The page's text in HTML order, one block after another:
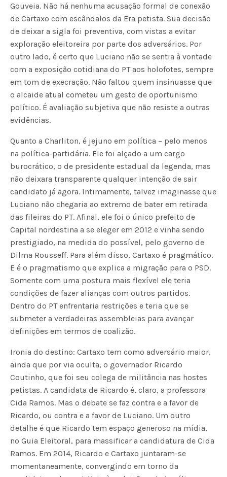
Gouveia. Não há nenhuma acusação formal de conexão
de Cartaxo com escândalos da Era petista. Sua decisão
de deixar a sigla foi preventiva, com vistas a evitar
exploração eleitoreira por parte dos adversários. Por
outro lado, é certo que Luciano não se sentia à vontade
com a exposição cotidiana do PT aos holofotes, sempre
em tom de execração. Não faltou quem insinuasse que
o alcaide atual cometeu um gesto de oportunismo
político. É avaliação subjetiva que não resiste a outras
evidências.
Quanto a Charliton, é jejuno em política – pelo menos
na política-partidária. Ele foi alçado a um cargo
burocrático, o de presidente estadual da legenda, mas
não deixara transparente qualquer intenção de sair
candidato já agora. Intimamente, talvez imaginasse que
Luciano não chegaria ao extremo de bater em retirada
das fileiras do PT. Afinal, ele foi o único prefeito de
Capital nordestina a se eleger em 2012 e vinha sendo
prestigiado, na medida do possível, pelo governo de
Dilma Rousseff. Para além disso, Cartaxo é pragmático.
E é o pragmatismo que explica a migração para o PSD.
Somente com uma postura mais flexível ele teria
condições de fazer alianças com outros partidos.
Dentro do PT enfrentaria restrições e teria que se
submeter a verdadeiras assembleias para avançar
definições em termos de coalizão.
Ironia do destino: Cartaxo tem como adversário maior,
ainda que por via oculta, o governador Ricardo
Coutinho, que foi seu colega de militância nas hostes
petistas. A candidata de Ricardo é, claro, a professora
Cida Ramos. Mas o debate se faz contra e a favor de
Ricardo, ou contra e a favor de Luciano. Um outro
detalhe é que Ricardo tem espaço generoso na mídia,
no Guia Eleitoral, para massificar a candidatura de Cida
Ramos. Em 2014, Ricardo e Cartaxo juntaram-se
momentaneamente, convergindo em torno da